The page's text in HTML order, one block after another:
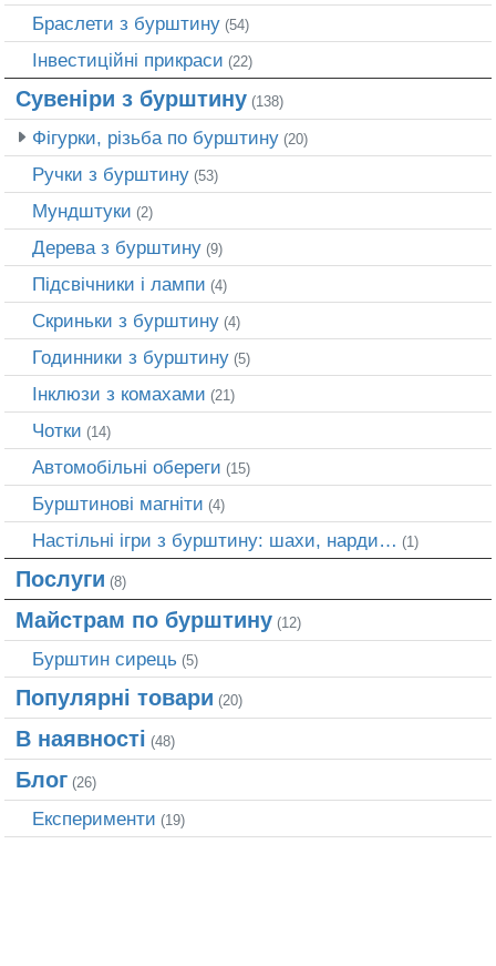
Браслети з бурштину (54)
Інвестиційні прикраси (22)
Сувеніри з бурштину (138)
Фігурки, різьба по бурштину (20)
Ручки з бурштину (53)
Мундштуки (2)
Дерева з бурштину (9)
Підсвічники і лампи (4)
Скриньки з бурштину (4)
Годинники з бурштину (5)
Інклюзи з комахами (21)
Чотки (14)
Автомобільні обереги (15)
Бурштинові магніти (4)
Настільні ігри з бурштину: шахи, нарди… (1)
Послуги (8)
Майстрам по бурштину (12)
Бурштин сирець (5)
Популярні товари (20)
В наявності (48)
Блог (26)
Експерименти (19)